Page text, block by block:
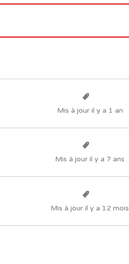
Mis à jour il y a 1 an
Mis à jour il y a 7 ans
Mis à jour il y a 12 mois